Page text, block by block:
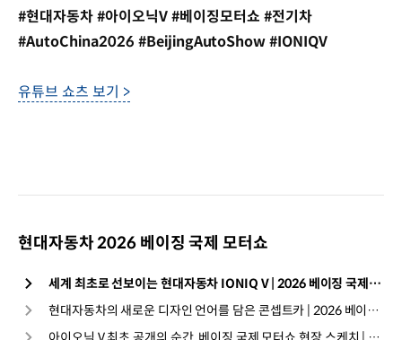
#현대자동차 #아이오닉V #베이징모터쇼 #전기차
#AutoChina2026 #BeijingAutoShow #IONIQV
유튜브 쇼츠 보기 >
현대자동차 2026 베이징 국제 모터쇼
세계 최초로 선보이는 현대자동차 IONIQ V | 2026 베이징 국제 모터쇼
현대자동차의 새로운 디자인 언어를 담은 콘셉트카 | 2026 베이징 국제 모터쇼